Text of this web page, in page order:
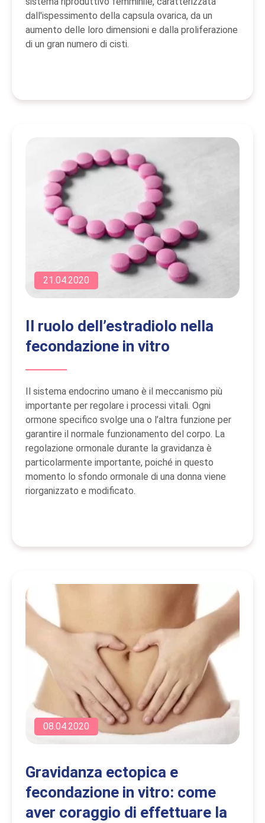
dall'ispessimento della capsula ovarica, da un
aumento delle loro dimensioni e dalla proliferazione
di un gran numero di cisti.
21.04.2020
Il ruolo dell’estradiolo nella
fecondazione in vitro
Il sistema endocrino umano è il meccanismo più
importante per regolare i processi vitali. Ogni
ormone specifico svolge una o l’altra funzione per
garantire il normale funzionamento del corpo. La
regolazione ormonale durante la gravidanza è
particolarmente importante, poiché in questo
momento lo sfondo ormonale di una donna viene
riorganizzato e modificato.
08.04.2020
Gravidanza ectopica e
fecondazione in vitro: come
aver coraggio di effettuare la